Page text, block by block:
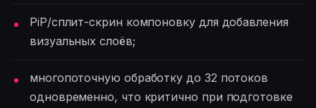
PiP/сплит-скрин компоновку для добавления
визуальных слоёв;
многопоточную обработку до 32 потоков
одновременно, что критично при подготовке